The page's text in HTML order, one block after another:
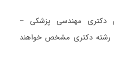
دکتری مهندسی پزشکی –
رشته دکتری مشخص خواهند